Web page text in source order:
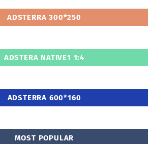
ADSTERRA 300*250
ADSTERA NATIVE1 1:4
ADSTERRA 600*160
MOST POPULAR